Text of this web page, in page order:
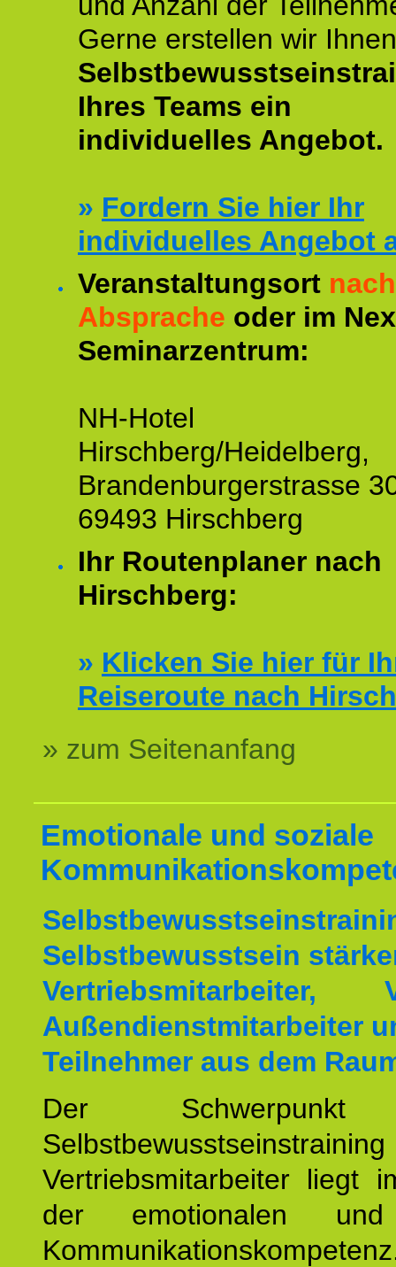
Gerne erstellen wir
Ihres Teams ein
individuelles Angebot.
» Fordern Sie hier Ihr
individuelles Angebot
Veranstaltungsort nach
Absprache oder im
Seminarzentrum:
NH-Hotel
Hirschberg/Heidelberg,
Brandenburgerstrasse
69493 Hirschberg
Ihr Routenplaner nach
Hirschberg:
» Klicken Sie hier für
Reiseroute nach
» zum Seitenanfang
Emotionale und soziale
Selbstbewusstsein
Vertriebsmitarbeiter,
Außendienstmitarbeiter
Teilnehmer aus dem
Der Schwerpunkt
Vertriebsmitarbeiter liegt
der emotionalen